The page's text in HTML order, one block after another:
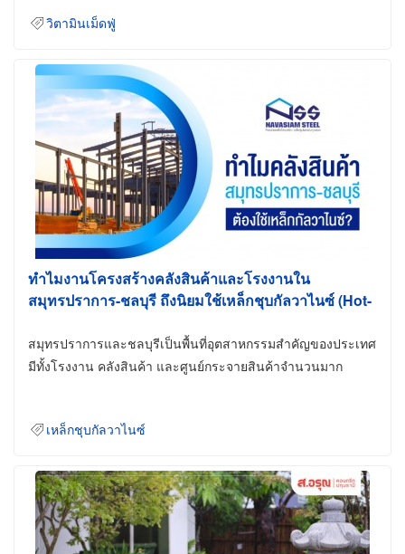
วิตามินเม็ดฟู่
ทำไมงานโครงสร้างคลังสินค้าและโรงงานใน
สมุทรปราการ-ชลบุรี ถึงนิยมใช้เหล็กชุบกัลวาไนซ์ (Hot-
สมุทรปราการและชลบุรีเป็นพื้นที่อุตสาหกรรมสำคัญของประเทศ
มีทั้งโรงงาน คลังสินค้า และศูนย์กระจายสินค้าจำนวนมาก
เหล็กชุบกัลวาไนซ์